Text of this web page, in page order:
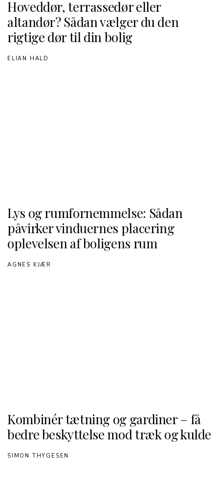
Hoveddør, terrassedør eller
altandør? Sådan vælger du den
rigtige dør til din bolig
ELIAN HALD
Lys og rumfornemmelse: Sådan
påvirker vinduernes placering
oplevelsen af boligens rum
AGNES KJÆR
Kombinér tætning og gardiner – få
bedre beskyttelse mod træk og kulde
SIMON THYGESEN